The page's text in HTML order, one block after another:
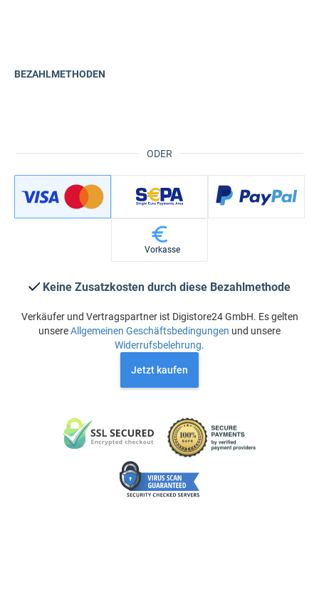
ODER
BEZAHLMETHODEN
Vorkasse
Keine Zusatzkosten durch diese Bezahlmethode
Verkäufer und Vertragspartner ist Digistore24 GmbH. Es gelten
unsereAllgemeinen Geschäftsbedingungen und unsere
Widerrufsbelehrung.
Jetzt kaufen